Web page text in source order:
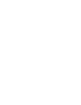
tử, chuyển
đại lý, giúp